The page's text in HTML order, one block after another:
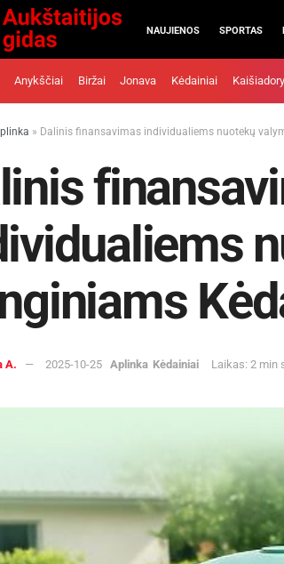
NAUJIENOS SPORTAS
Anykščiai Biržai Jonava Kėdainiai
» Dalinis finansavimas individualiems nuotekų
A. 2025-10-25 Aplinka Kėdainiai Laikas: 2 min